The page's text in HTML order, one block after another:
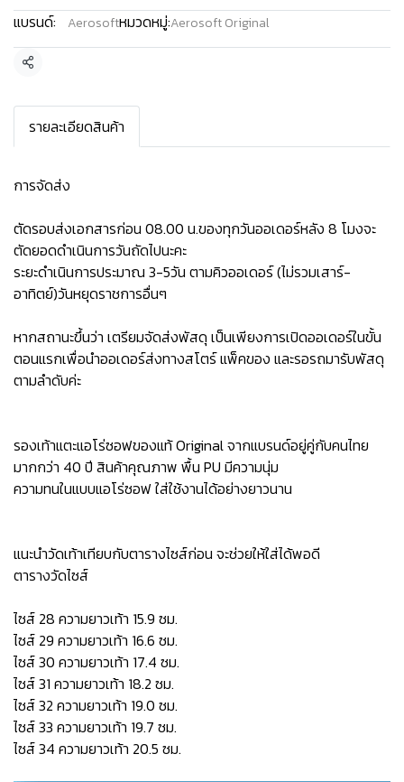
แบรนด์:
Aerosoftหมวดหมู่:Aerosoft Original
แชร์
รายละเอียดสินค้า
การจัดส่ง
ตัดรอบส่งเอกสารก่อน 08.00 น.ของทุกวันออเดอร์หลัง 8 โมงจะ
ตัดยอดดำเนินการวันถัดไปนะคะ
ระยะดำเนินการประมาณ 3-5วัน ตามคิวออเดอร์ (ไม่รวมเสาร์-
อาทิตย์)วันหยุดราชการอื่นๆ
หากสถานะขึ้นว่า เตรียมจัดส่งพัสดุ เป็นเพียงการเปิดออเดอร์ในขั้น
ตอนแรกเพื่อนำออเดอร์ส่งทางสโตร์ แพ็คของ และรอรถมารับพัสดุ
ตามลำดับค่ะ
รองเท้าแตะแอโร่ซอฟของแท้ Original จากแบรนด์อยู่คู่กับคนไทย
มากกว่า 40 ปี สินค้าคุณภาพ พื้น PU มีความนุ่ม
ความทนในแบบแอโร่ซอฟ ใส่ใช้งานได้อย่างยาวนาน
แนะนำวัดเท้าเทียบกับตารางไซส์ก่อน จะช่วยให้ใส่ได้พอดี
ตารางวัดไซส์
ไซส์ 28 ความยาวเท้า 15.9 ซม.
ไซส์ 29 ความยาวเท้า 16.6 ซม.
ไซส์ 30 ความยาวเท้า 17.4 ซม.
ไซส์ 31 ความยาวเท้า 18.2 ซม.
ไซส์ 32 ความยาวเท้า 19.0 ซม.
ไซส์ 33 ความยาวเท้า 19.7 ซม.
ไซส์ 34 ความยาวเท้า 20.5 ซม.